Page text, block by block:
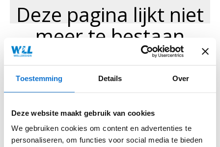
Toestemming Details Over
Deze website maakt gebruik van cookies
We gebruiken cookies om content en advertenties te
personaliseren, om functies voor social media te bieden
Deze pagina lijkt niet
meer te bestaan
Terug naar de homepage